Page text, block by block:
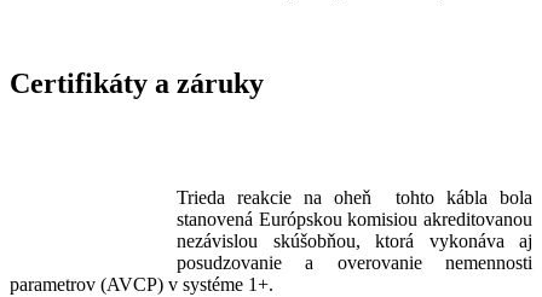
Certifikáty a záruky
Trieda reakcie na oheň tohto kábla bola
stanovená Európskou komisiou akreditovanou
nezávislou skúšobňou, ktorá vykonáva aj
posudzovanie a overovanie nemennosti
parametrov (AVCP) v systéme 1+.